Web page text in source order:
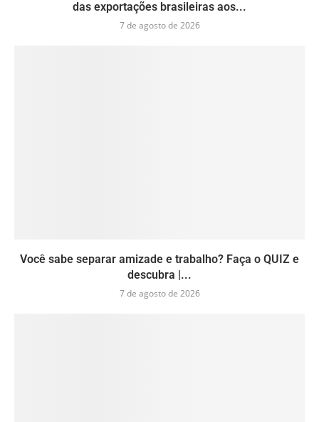
das exportações brasileiras aos...
7 de agosto de 2026
Você sabe separar amizade e trabalho? Faça o QUIZ e
descubra |...
7 de agosto de 2026